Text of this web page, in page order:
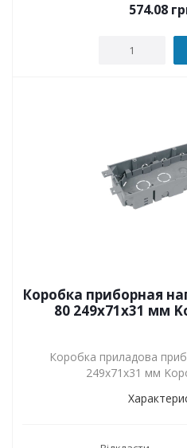
574.08
Коробка приборная
80 249х71х31 мм
Коробка приладова
249х71х31 мм